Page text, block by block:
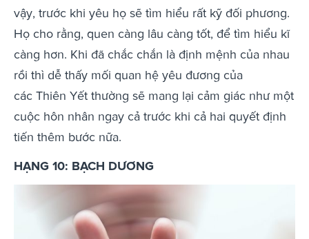
vậy, trước khi yêu họ sẽ tìm hiểu rất kỹ đối phương.
Họ cho rằng, quen càng lâu càng tốt, để tìm hiểu kĩ
càng hơn. Khi đã chắc chắn là định mệnh của nhau
rồi thì dễ thấy mối quan hệ yêu đương của
các Thiên Yết thường sẽ mang lại cảm giác như một
cuộc hôn nhân ngay cả trước khi cả hai quyết định
tiến thêm bước nữa.
HẠNG 10: BẠCH DƯƠNG